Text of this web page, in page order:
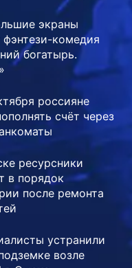
экраны
комедия
богатырь.
россияне
счёт через
ресурсники
в порядок
после ремонта
устранили
возле